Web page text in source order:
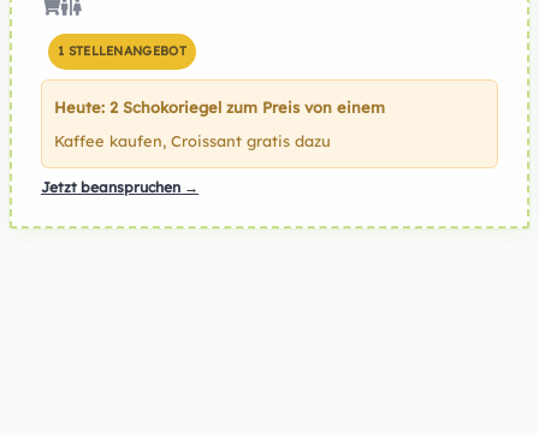
1 STELLENANGEBOT
Heute: 2 Schokoriegel zum Preis von einem
Kaffee kaufen, Croissant gratis dazu
Jetzt beanspruchen →